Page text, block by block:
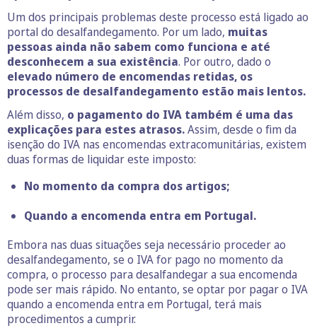
Um dos principais problemas deste processo está ligado ao
portal do desalfandegamento. Por um lado, muitas
pessoas ainda não sabem como funciona e até
desconhecem a sua existência. Por outro, dado o
elevado número de encomendas retidas, os
processos de desalfandegamento estão mais lentos.
Além disso, o pagamento do IVA também é uma das
explicações para estes atrasos.Assim, desde o fim da
isenção do IVA nas encomendas extracomunitárias, existem
duas formas de liquidar este imposto:
No momento da compra dos artigos;
Quando a encomenda entra em Portugal.
Embora nas duas situações seja necessário proceder ao
desalfandegamento, se o IVA for pago no momento da
compra, o processo para desalfandegar a sua encomenda
pode ser mais rápido. No entanto, se optar por pagar o IVA
quando a encomenda entra em Portugal, terá mais
procedimentos a cumprir.